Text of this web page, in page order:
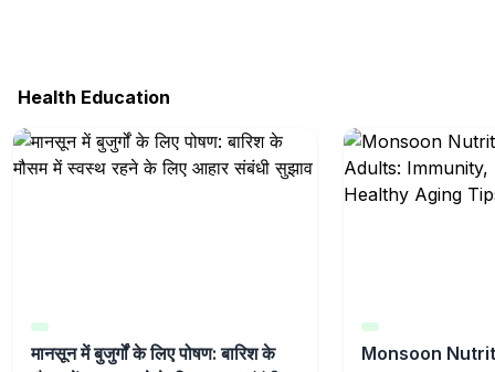
Health Education
मानसून में बुजुर्गों के लिए पोषण: बारिश के
Monsoon